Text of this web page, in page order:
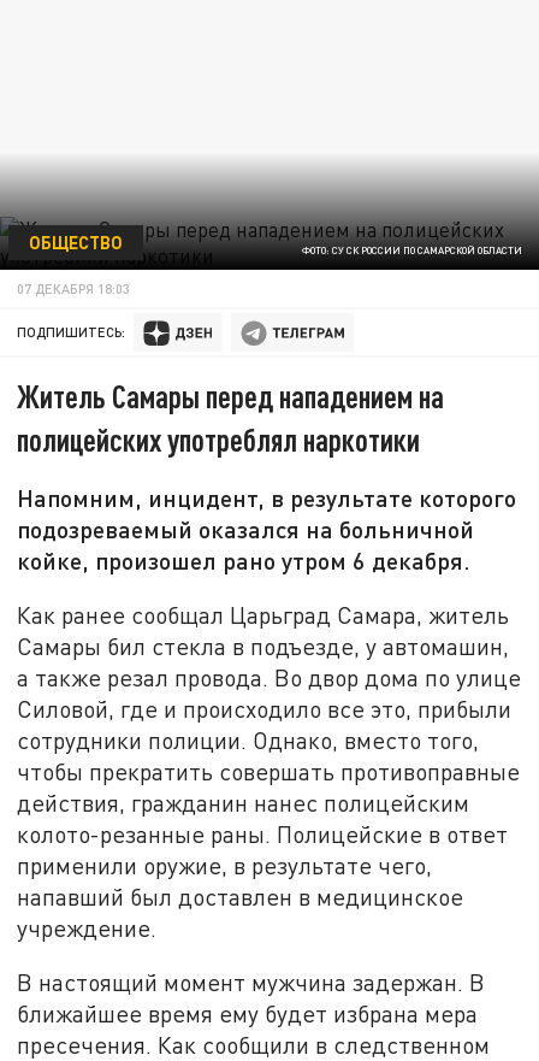
ФОТО: СУ СК РОССИИ ПО САМАРСКОЙ ОБЛАСТИ
ОБЩЕСТВО
07 ДЕКАБРЯ 18:03
ПОДПИШИТЕСЬ:
Житель Самары перед нападением на
полицейских употреблял наркотики
Напомним, инцидент, в результате которого
подозреваемый оказался на больничной
койке, произошел рано утром 6 декабря.
Как ранее сообщал Царьград Самара, житель
Самары бил стекла в подъезде, у автомашин,
а также резал провода. Во двор дома по улице
Силовой, где и происходило все это, прибыли
сотрудники полиции. Однако, вместо того,
чтобы прекратить совершать противоправные
действия, гражданин нанес полицейским
колото-резанные раны. Полицейские в ответ
применили оружие, в результате чего,
напавший был доставлен в медицинское
учреждение.
В настоящий момент мужчина задержан. В
ближайшее время ему будет избрана мера
пресечения. Как сообщили в следственном